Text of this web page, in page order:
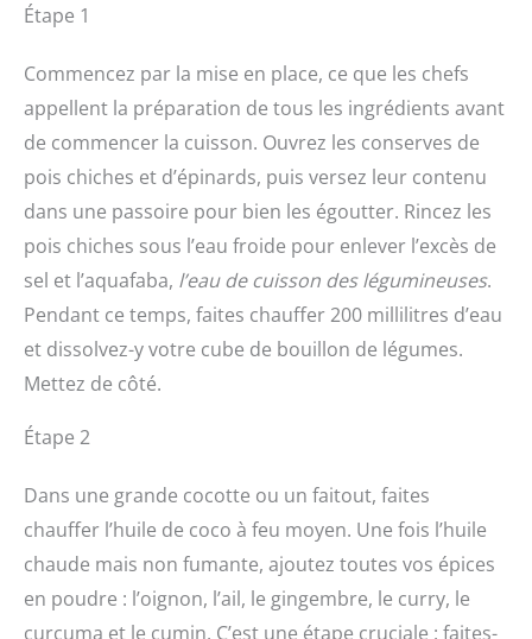
Étape 1
Commencez par la mise en place, ce que les chefs
appellent la préparation de tous les ingrédients avant
de commencer la cuisson. Ouvrez les conserves de
pois chiches et d’épinards, puis versez leur contenu
dans une passoire pour bien les égoutter. Rincez les
pois chiches sous l’eau froide pour enlever l’excès de
sel et l’aquafaba, l’eau de cuisson des légumineuses.
Pendant ce temps, faites chauffer 200 millilitres d’eau
et dissolvez-y votre cube de bouillon de légumes.
Mettez de côté.
Étape 2
Dans une grande cocotte ou un faitout, faites
chauffer l’huile de coco à feu moyen. Une fois l’huile
chaude mais non fumante, ajoutez toutes vos épices
en poudre : l’oignon, l’ail, le gingembre, le curry, le
curcuma et le cumin. C’est une étape cruciale : faites-